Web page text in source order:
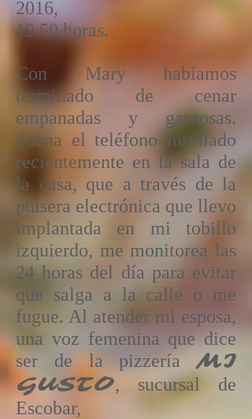
2016,
19.50 horas.
Con Mary habíamos
terminado de cenar
empanadas y gaseosas.
Suena el teléfono instalado
recientemente en la sala de
la casa, que a través de la
pulsera electrónica que llevo
implantada en mi tobillo
izquierdo, me monitorea las
24 horas del día para evitar
que salga a la calle o me
fugue. Al atender mi esposa,
una voz femenina que dice
ser de la pizzería MI
GUSTO, sucursal de
Escobar,